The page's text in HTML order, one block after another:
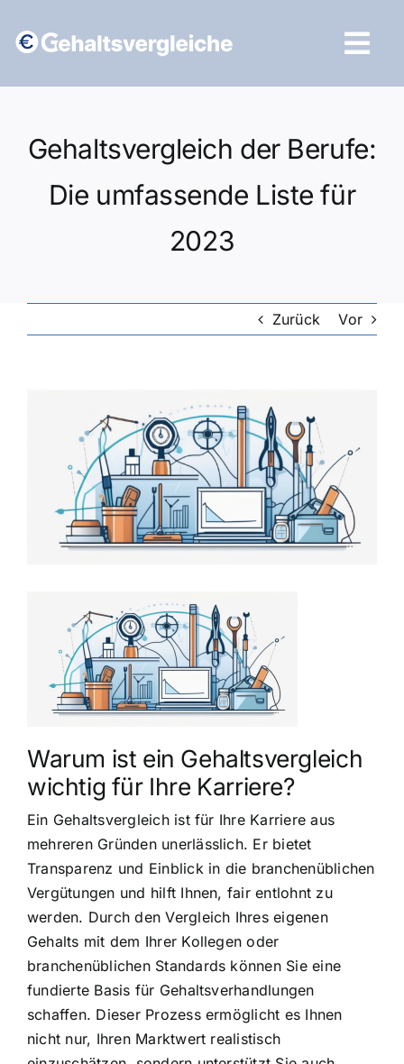
Inhalt
Gehaltsvergleich der Berufe:
Die umfassende Liste für
2023
Zurück Vor
grösseres
Warum ist ein Gehaltsvergleich
wichtig für Ihre Karriere?
Ein Gehaltsvergleich ist für Ihre Karriere aus
mehreren Gründen unerlässlich. Er bietet
Transparenz und Einblick in die branchenüblichen
Vergütungen und hilft Ihnen, fair entlohnt zu
werden. Durch den Vergleich Ihres eigenen
Gehalts mit dem Ihrer Kollegen oder
branchenüblichen Standards können Sie eine
fundierte Basis für Gehaltsverhandlungen
schaffen. Dieser Prozess ermöglicht es Ihnen
nicht nur, Ihren Marktwert realistisch